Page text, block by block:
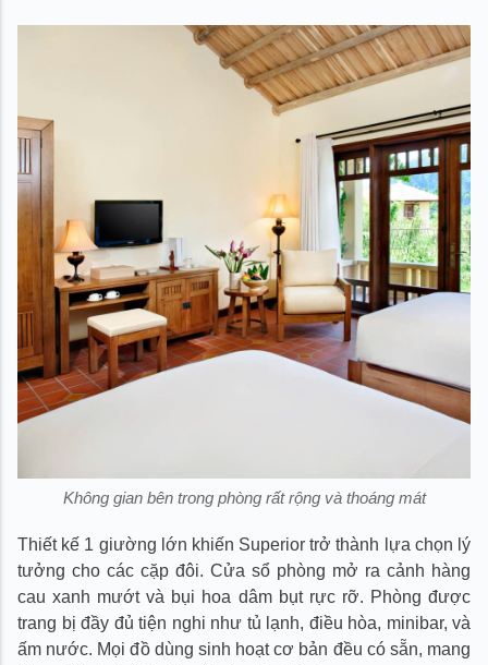
Không gian bên trong phòng rất rộng và thoáng mát
Thiết kế 1 giường lớn khiến Superior trở thành lựa chọn lý
tưởng cho các cặp đôi. Cửa sổ phòng mở ra cảnh hàng
cau xanh mướt và bụi hoa dâm bụt rực rỡ. Phòng được
trang bị đầy đủ tiện nghi như tủ lạnh, điều hòa, minibar, và
ấm nước. Mọi đồ dùng sinh hoạt cơ bản đều có sẵn, mang